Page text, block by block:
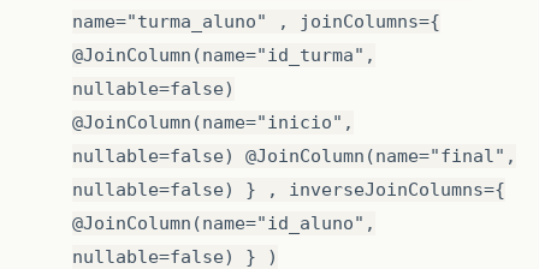
name="turma_aluno" , joinColumns={
@JoinColumn(name="id_turma",
nullable=false)
@JoinColumn(name="inicio",
nullable=false) @JoinColumn(name="final",
nullable=false) } , inverseJoinColumns={
@JoinColumn(name="id_aluno",
nullable=false) } )